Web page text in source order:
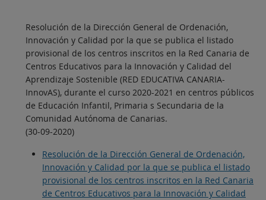
Resolución de la Dirección General de Ordenación,
Innovación y Calidad por la que se publica el listado
provisional de los centros inscritos en la Red Canaria de
Centros Educativos para la Innovación y Calidad del
Aprendizaje Sostenible (RED EDUCATIVA CANARIA-
InnovAS), durante el curso 2020-2021 en centros públicos
de Educación Infantil, Primaria s Secundaria de la
Comunidad Autónoma de Canarias.
(30-09-2020)
Resolución de la Dirección General de Ordenación,
Innovación y Calidad por la que se publica el listado
provisional de los centros inscritos en la Red Canaria
de Centros Educativos para la Innovación y Calidad